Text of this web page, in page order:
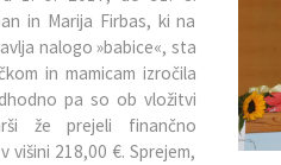
in Marija Firbas, ki na
nalogo »babice«, sta
in mamicam izročila
pa so ob vložitvi
že prejeli finančno
višini 218,00 €. Sprejem,